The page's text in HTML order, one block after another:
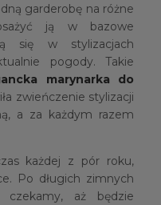
garderobę na różne
ją w bazowe
się w stylizacjach
pogody. Takie
marynarka do
zwieńczenie stylizacji
a za każdym razem
każdej z pór roku,
Po długich zimnych
czekamy, aż będzie